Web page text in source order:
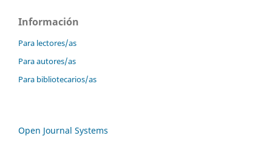
Información
Para lectores/as
Para autores/as
Para bibliotecarios/as
Open Journal Systems